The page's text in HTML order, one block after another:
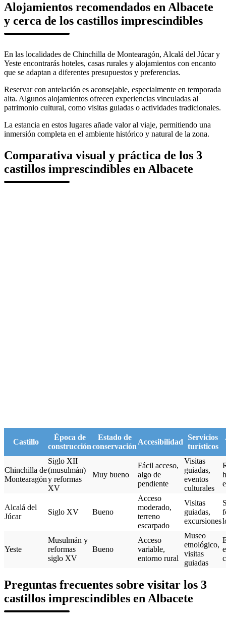
Alojamientos recomendados en Albacete
y cerca de los castillos imprescindibles
En las localidades de Chinchilla de Montearagón, Alcalá del Júcar y
Yeste encontrarás hoteles, casas rurales y alojamientos con encanto
que se adaptan a diferentes presupuestos y preferencias.
Reservar con antelación es aconsejable, especialmente en temporada
alta. Algunos alojamientos ofrecen experiencias vinculadas al
patrimonio cultural, como visitas guiadas o actividades tradicionales.
La estancia en estos lugares añade valor al viaje, permitiendo una
inmersión completa en el ambiente histórico y natural de la zona.
Comparativa visual y práctica de los 3
castillos imprescindibles en Albacete
Castillo
Época de
construcción
Estado de
conservación
Accesibilidad
Servicios
turísticos
Chinchilla de
Montearagón
Siglo XII
(musulmán)
y reformas
XV
Muy bueno
Fácil acceso,
algo de
pendiente
Visitas
guiadas,
eventos
culturales
Alcalá del
Júcar
Siglo XV Bueno
Acceso
moderado,
terreno
escarpado
Visitas
guiadas,
excursiones
Yeste
Musulmán y
reformas
siglo XV
Bueno
Acceso
variable,
entorno rural
Museo
etnológico,
visitas
guiadas
Preguntas frecuentes sobre visitar los 3
castillos imprescindibles en Albacete